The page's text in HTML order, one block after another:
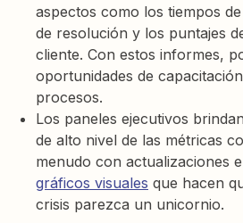
aspectos como los tiempos
de resolución y los puntajes
cliente. Con estos informes,
oportunidades de
procesos.
Los paneles ejecutivos
de alto nivel de las métricas
menudo con actualizaciones
gráficos visuales que hacen
crisis parezca un unicornio.